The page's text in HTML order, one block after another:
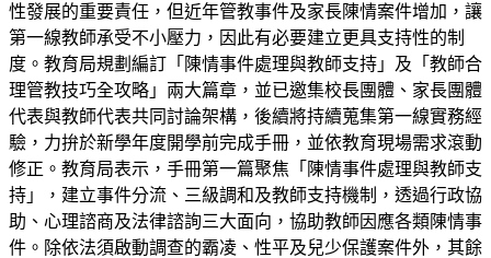
性發展的重要責任，但近年管教事件及家長陳情案件增加，讓
第一線教師承受不小壓力，因此有必要建立更具支持性的制
度。教育局規劃編訂「陳情事件處理與教師支持」及「教師合
理管教技巧全攻略」兩大篇章，並已邀集校長團體、家長團體
代表與教師代表共同討論架構，後續將持續蒐集第一線實務經
驗，力拚於新學年度開學前完成手冊，並依教育現場需求滾動
修正。教育局表示，手冊第一篇聚焦「陳情事件處理與教師支
持」，建立事件分流、三級調和及教師支持機制，透過行政協
助、心理諮商及法律諮詢三大面向，協助教師因應各類陳情事
件。除依法須啟動調查的霸凌、性平及兒少保護案件外，其餘